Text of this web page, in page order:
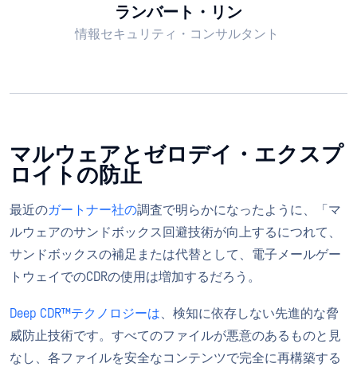
ランバート・リン
情報セキュリティ・コンサルタント
マルウェアとゼロデイ・エクスプ
ロイトの防止
最近のガートナー社の調査で明らかになったように、「マ
ルウェアのサンドボックス回避技術が向上するにつれて、
サンドボックスの補足または代替として、電子メールゲー
トウェイでのCDRの使用は増加するだろう。
Deep CDR™テクノロジーは、検知に依存しない先進的な脅
威防止技術です。すべてのファイルが悪意のあるものと見
なし、各ファイルを安全なコンテンツで完全に再構築する